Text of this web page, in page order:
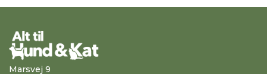
Marsvej 9